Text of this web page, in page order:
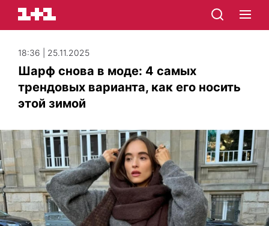
18:36 | 25.11.2025
Шарф снова в моде: 4 самых
трендовых варианта, как его носить
этой зимой